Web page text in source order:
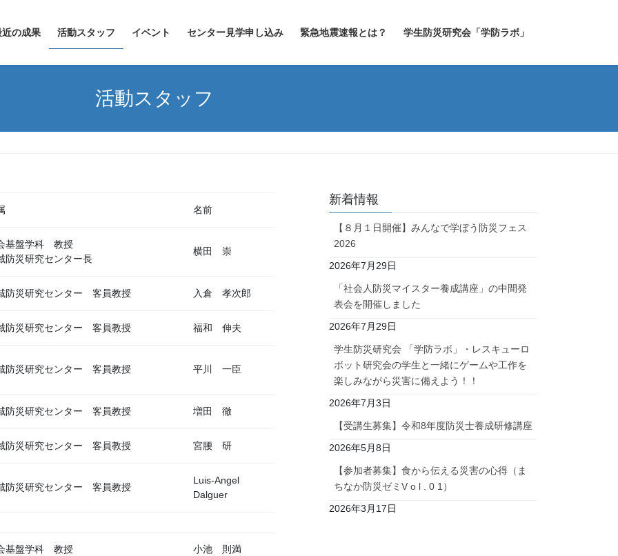
近の成果 活動スタッフ イベント センター見学申し込み 緊急地震速報とは？ 学生防災研究会「学防ラボ」
活動スタッフ
名前
基盤学科 教授
防災研究センター長
横田 崇
防災研究センター 客員教授 入倉 孝次郎
防災研究センター 客員教授 福和 伸夫
防災研究センター 客員教授 平川 一臣
防災研究センター 客員教授 増田 徹
防災研究センター 客員教授 宮腰 研
防災研究センター 客員教授
Luis-Angel
Dalguer
基盤学科 教授 小池 則満
新着情報
【８月１日開催】みんなで学ぼう防災フェス
2026
2026年7月29日
「社会人防災マイスター養成講座」の中間発
表会を開催しました
2026年7月29日
学生防災研究会 「学防ラボ」・レスキューロ
ボット研究会の学生と一緒にゲームや工作を
楽しみながら災害に備えよう！！
2026年7月3日
【受講生募集】令和8年度防災士養成研修講座
2026年5月8日
【参加者募集】食から伝える災害の心得（ま
ちなか防災ゼミV o l . 0 1）
2026年3月17日